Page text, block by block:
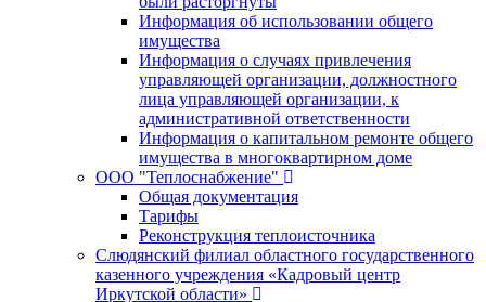
Информация об использовании общего
имущества
Информация о случаях привлечения
управляющей организации, должностного
лица управляющей организации, к
административной ответственности
Информация о капитальном ремонте общего
имущества в многоквартирном доме
ООО "Теплоснабжение"
Общая документация
Тарифы
Реконструкция теплоисточника
Слюдянский филиал областного государственного
казенного учреждения «Кадровый центр
Иркутской области»